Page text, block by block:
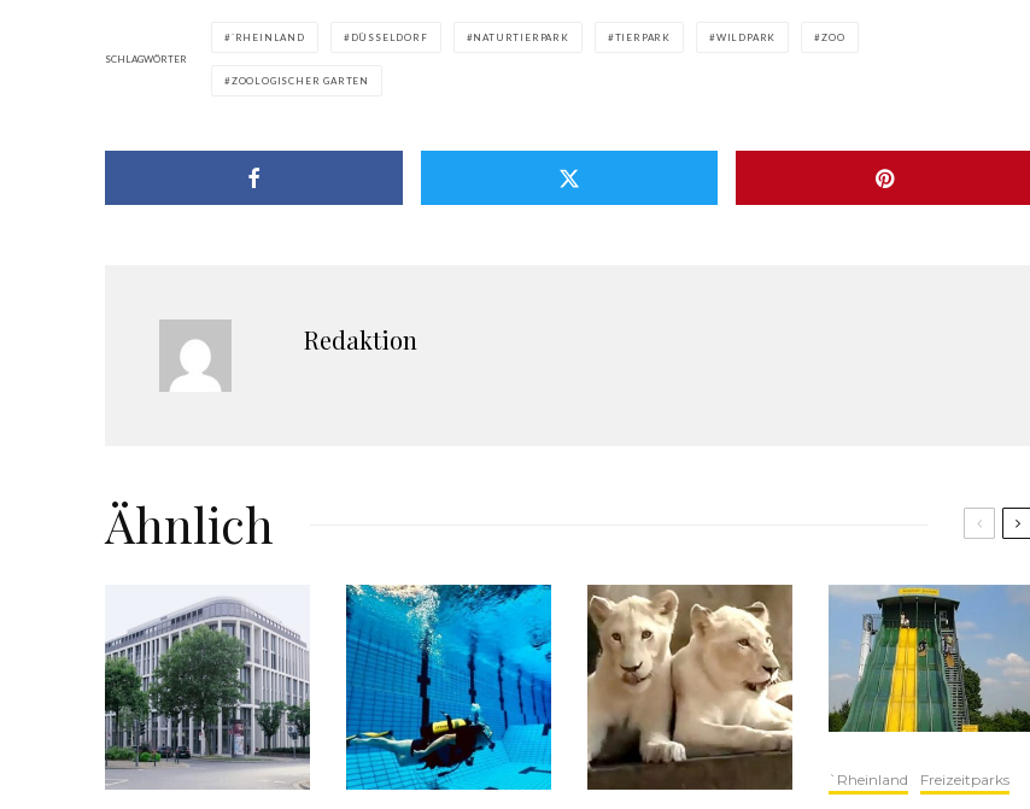
SCHLAGWÖRTER
`RHEINLAND DÜSSELDORF NATURTIERPARK TIERPARK WILDPARK ZOO
ZOOLOGISCHER GARTEN
Redaktion
Ähnlich
`Rheinland Freizeitparks